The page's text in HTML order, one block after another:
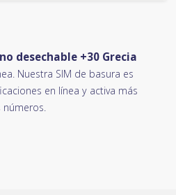
desechable +30 Grecia
Nuestra SIM de basura es
en línea y activa más
números.